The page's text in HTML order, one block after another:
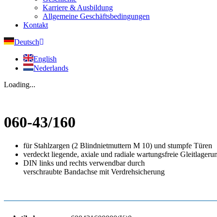
Karriere & Ausbildung
Allgemeine Geschäftsbedingungen
Kontakt
Deutsch
English
Nederlands
Loading...
060-43/160
für Stahlzargen (2 Blindnietmuttern M 10) und stumpfe Türen
verdeckt liegende, axiale und radiale wartungsfreie
DIN links und rechts verwendbar durch
verschraubte Bandachse mit Verdrehsicherung